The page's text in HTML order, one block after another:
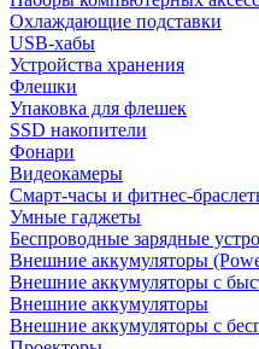
Охлаждающие подставки
USB-хабы
Устройства хранения
Флешки
Упаковка для флешек
SSD накопители
Фонари
Видеокамеры
Смарт-часы и фитнес-
Умные гаджеты
Беспроводные зарядные
Внешние аккумуляторы
Внешние аккумуляторы с
Внешние аккумуляторы
Внешние аккумуляторы с